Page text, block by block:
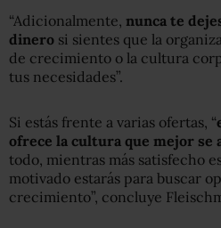
“Adicionalmente, nunca te
dinero si sientes que la
de crecimiento o la cultura
tus necesidades”.
Si estás frente a varias ofertas, “
ofrece la cultura que mejor se
todo, mientras más satisfecho
motivado estarás para buscar
crecimiento”, concluye